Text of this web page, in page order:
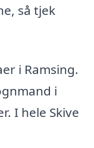
så tjek
i Ramsing.
i
I hele Skive